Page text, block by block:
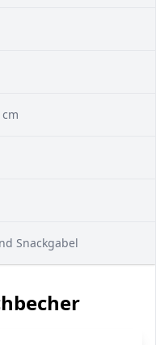
Snackgabel